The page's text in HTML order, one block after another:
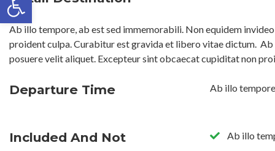
Ab illo tempore, ab est sed immemorabili. Non equidem
proident culpa. Curabitur est gravida et libero vitae dictum. Ab
posuere velit aliquet. Excepteur sint obcaecat cupiditat non
Departure Time Ab illo
Included And Not
Ab illo